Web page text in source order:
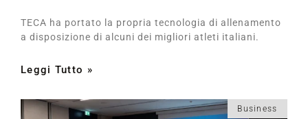
TECA ha portato la propria tecnologia di allenamento
a disposizione di alcuni dei migliori atleti italiani.
Leggi Tutto »
Business